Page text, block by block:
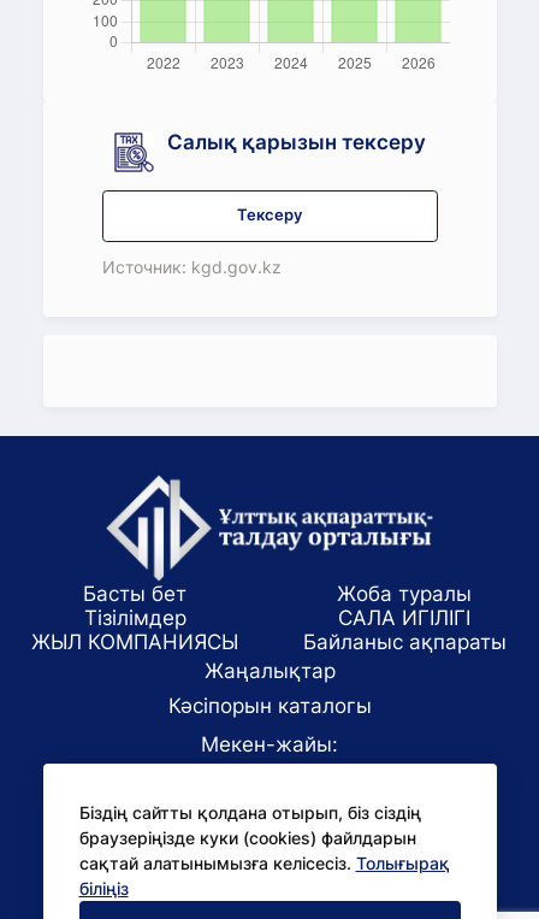
Салық қарызын тексеру
Тексеру
Источник: kgd.gov.kz
Біздің сайтты қолдана отырып, біз сіздің
браузеріңізде куки (cookies) файлдарын
сақтай алатынымызға келісесіз. Толығырақ
біліңіз
Басты бет
Жоба туралы
Тізілімдер
САЛА ИГІЛІГІ
ЖЫЛ КОМПАНИЯСЫ
Байланыс ақпараты
Жаңалықтар
Кәсіпорын каталогы
Мекен-жайы:
E-mail:
office@niac.kz